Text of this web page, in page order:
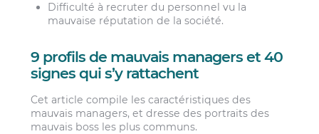
Difficulté à recruter du personnel vu la
mauvaise réputation de la société.
9 profils de mauvais managers et 40
signes qui s’y rattachent
Cet article compile les caractéristiques des
mauvais managers, et dresse des portraits des
mauvais boss les plus communs.